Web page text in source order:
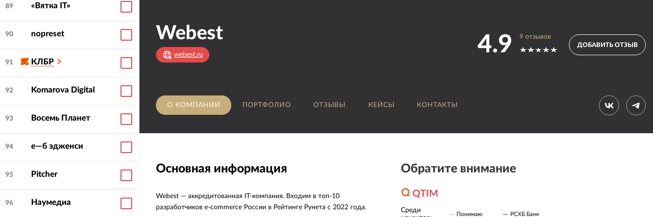
89 «Вятка IT»
90 nopreset
91 КЛБР
92 Komarova Digital
93 Восемь Планет
94 е—б эдженси
95 Pitcher
96 Наумедиа
Webest
webest.ru 4.9 9 отзывов
ДОБАВИТЬ ОТЗЫВ
О КОМПАНИИ ПОРТФОЛИО ОТЗЫВЫ КЕЙСЫ КОНТАКТЫ
Основная информация
Webest — аккредитованная IT-компания. Входим в топ-10
разработчиков e-commerce России в Рейтинге Рунета с 2022 года.
Обратите внимание
QTIM
Среди
Онлайн-школа
Понимаю РСХБ Банк